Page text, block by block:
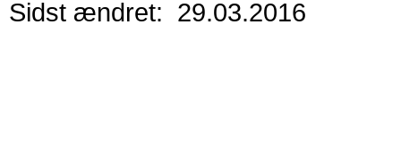
Sidst ændret: 29.03.2016